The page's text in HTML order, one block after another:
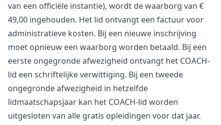
van een officiële instantie), wordt de waarborg van €
49,00 ingehouden. Het lid ontvangt een factuur voor
administratieve kosten. Bij een nieuwe inschrijving
moet opnieuw een waarborg worden betaald. Bij een
eerste ongegronde afwezigheid ontvangt het COACH-
lid een schriftelijke verwittiging. Bij een tweede
ongegronde afwezigheid in hetzelfde
lidmaatschapsjaar kan het COACH-lid worden
uitgesloten van alle gratis opleidingen voor dat jaar.